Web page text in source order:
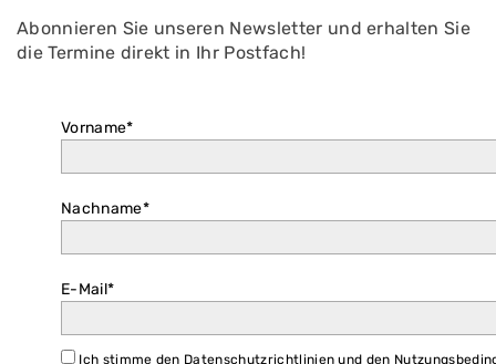
Abonnieren Sie unseren Newsletter und erhalten Sie
die Termine direkt in Ihr Postfach!
Vorname*
Nachname*
E-Mail*
Ich stimme den Datenschutzrichtlinien und den